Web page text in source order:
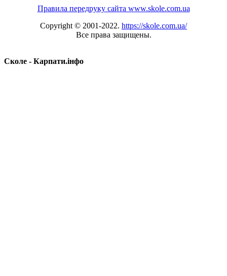
Правила передруку сайта www.skole.com.ua
Copyright © 2001-2022. https://skole.com.ua/
Все права защищены.
Сколе - Карпати.інфо